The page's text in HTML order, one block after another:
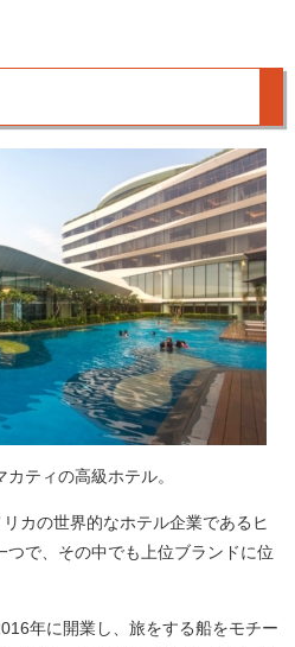
ティの高級ホテル。
カの世界的なホテル企業であるヒ
つで、その中でも上位ブランドに位
年に開業し、旅をする船をモチー